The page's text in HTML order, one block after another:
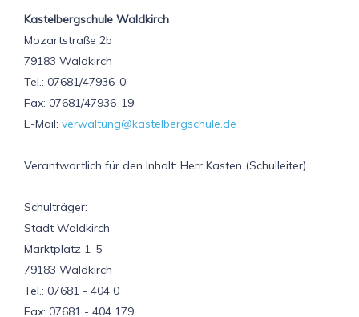
Kastelbergschule Waldkirch
Mozartstraße 2b
79183 Waldkirch
Tel.: 07681/47936-0
Fax: 07681/47936-19
E-Mail: verwaltung@kastelbergschule.de
Verantwortlich für den Inhalt: Herr Kasten (Schulleiter)
Schulträger:
Stadt Waldkirch
Marktplatz 1-5
79183 Waldkirch
Tel.: 07681 - 404 0
Fax: 07681 - 404 179